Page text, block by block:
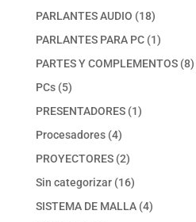
productos
PARLANTES AUDIO 1818
productos
PARLANTES PARA PC 11
producto
PARTES Y COMPLEMENTOS 88
PCs 55
productos
PRESENTADORES 11
Procesadores 44
productos
PROYECTORES 22
productos
Sin categorizar 1616
productos
SISTEMA DE MALLA 44